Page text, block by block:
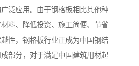
泛应用。由于钢格板相比其他种
料、降低投资、施工简便、节省
性，钢格板行业正成为中国钢结
部分，对于满足中国建筑用材起